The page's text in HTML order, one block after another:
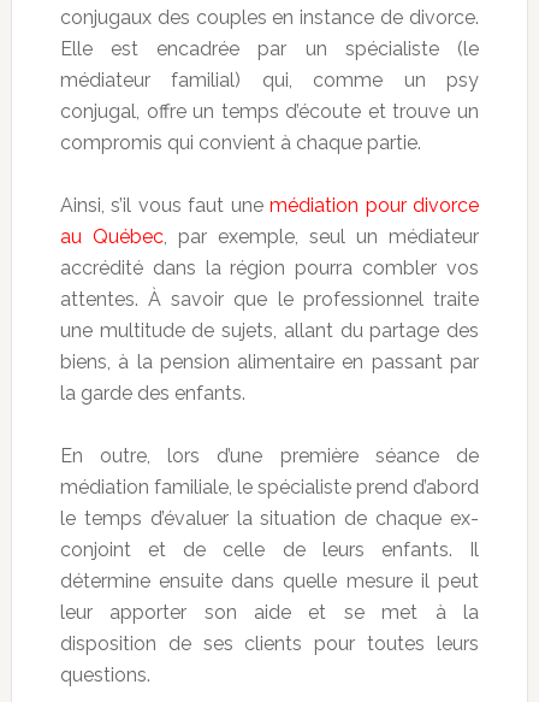
conjugaux des couples en instance de divorce.
Elle est encadrée par un spécialiste (le
médiateur familial) qui, comme un psy
conjugal, offre un temps d’écoute et trouve un
compromis qui convient à chaque partie.
Ainsi, s’il vous faut unemédiation pour divorce
au Québec, par exemple, seul un médiateur
accrédité dans la région pourra combler vos
attentes. À savoir que le professionnel traite
une multitude de sujets, allant du partage des
biens, à la pension alimentaire en passant par
la garde des enfants.
En outre, lors d’une première séance de
médiation familiale, le spécialiste prend d’abord
le temps d’évaluer la situation de chaque ex-
conjoint et de celle de leurs enfants. Il
détermine ensuite dans quelle mesure il peut
leur apporter son aide et se met à la
disposition de ses clients pour toutes leurs
questions.